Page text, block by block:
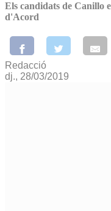
Els candidats de Canillo
d'Acord
Redacció
dj., 28/03/2019